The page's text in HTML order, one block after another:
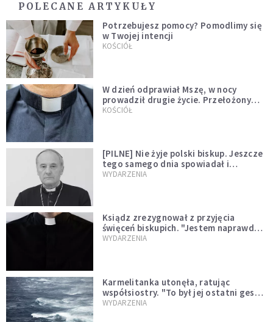
POLECANE ARTYKUŁY
Potrzebujesz pomocy? Pomodlimy się
w Twojej intencji
KOŚCIÓŁ
W dzień odprawiał Mszę, w nocy
prowadził drugie życie. Przełożony
kazał mu opuścić zakon
KOŚCIÓŁ
[PILNE] Nie żyje polski biskup. Jeszcze
tego samego dnia spowiadał i
sprawował Mszę świętą
WYDARZENIA
Ksiądz zrezygnował z przyjęcia
święceń biskupich. "Jestem naprawdę
niegodny"
WYDARZENIA
Karmelitanka utonęła, ratując
współsiostry. "To był jej ostatni gest
miłości"
WYDARZENIA